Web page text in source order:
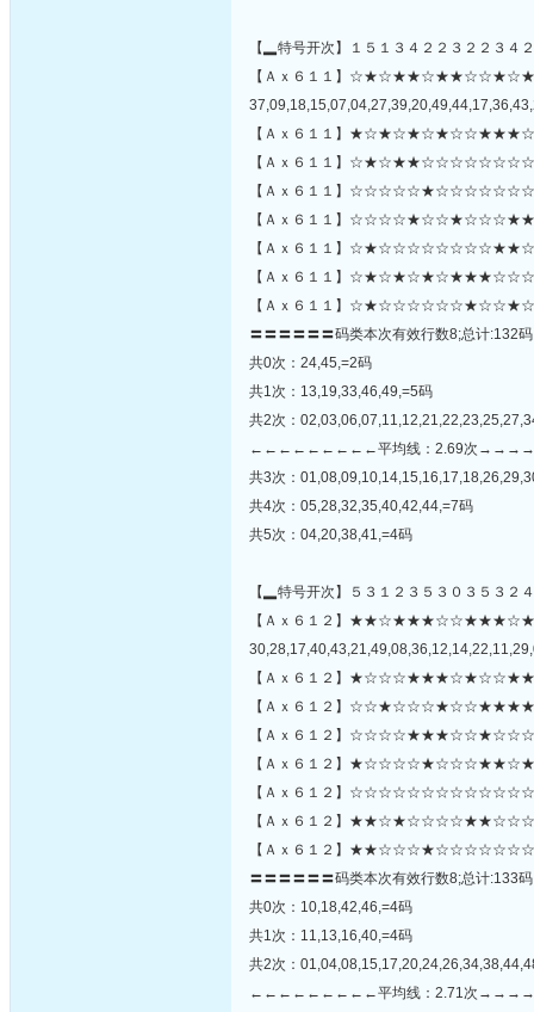
【▂特号开次】１５１３４２２３２２３４
【Ａｘ６１１】
【Ａｘ６１１】
【Ａｘ６１１】
【Ａｘ６１１】
【Ａｘ６１１】
【Ａｘ６１１】
【Ａｘ６１１】
【Ａｘ６１１】
〓〓〓〓〓〓码类本次有效行数8;总计:132
共0次：24,45,=2码
共1次：13,19,33,46,49,=5码
共2次：
←←←←←←←←←平均线：2.69次
共3次：
共4次：05,28,32,35,40,42,44,=7码
共5次：04,20,38,41,=4码
【▂特号开次】５３１２３５３０３５３２
【Ａｘ６１２】
【Ａｘ６１２】
【Ａｘ６１２】
【Ａｘ６１２】
【Ａｘ６１２】
【Ａｘ６１２】
【Ａｘ６１２】
【Ａｘ６１２】
〓〓〓〓〓〓码类本次有效行数8;总计:133
共0次：10,18,42,46,=4码
共1次：11,13,16,40,=4码
共2次：
←←←←←←←←←平均线：2.71次